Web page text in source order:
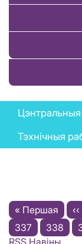
News
menu
Цэнтральныя
Тэхнічныя
Pagination
First
page
« Першая ‹‹
Старонка
337 338